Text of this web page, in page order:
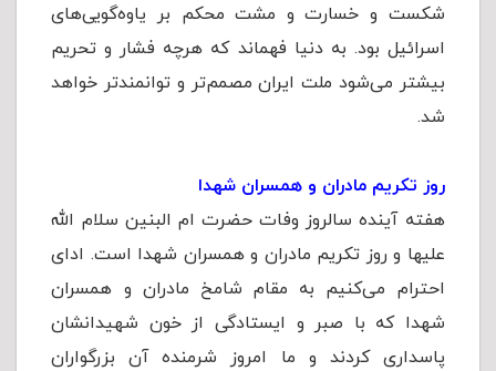
شکست و خسارت و مشت محکم بر یاوه‌گویی‌های
اسرائیل بود. به دنیا فهماند که هرچه فشار و تحریم
بیشتر می‌شود ملت ایران مصمم‌تر و توانمندتر خواهد
شد.
روز تکریم مادران و همسران شهدا
هفته آینده سالروز وفات حضرت ام البنین سلام الله
علیها و روز تکریم مادران و همسران شهدا است. ادای
احترام می‌کنیم به مقام شامخ مادران و همسران
شهدا که با صبر و ایستادگی از خون شهیدانشان
پاسداری کردند و ما امروز شرمنده آن بزرگواران